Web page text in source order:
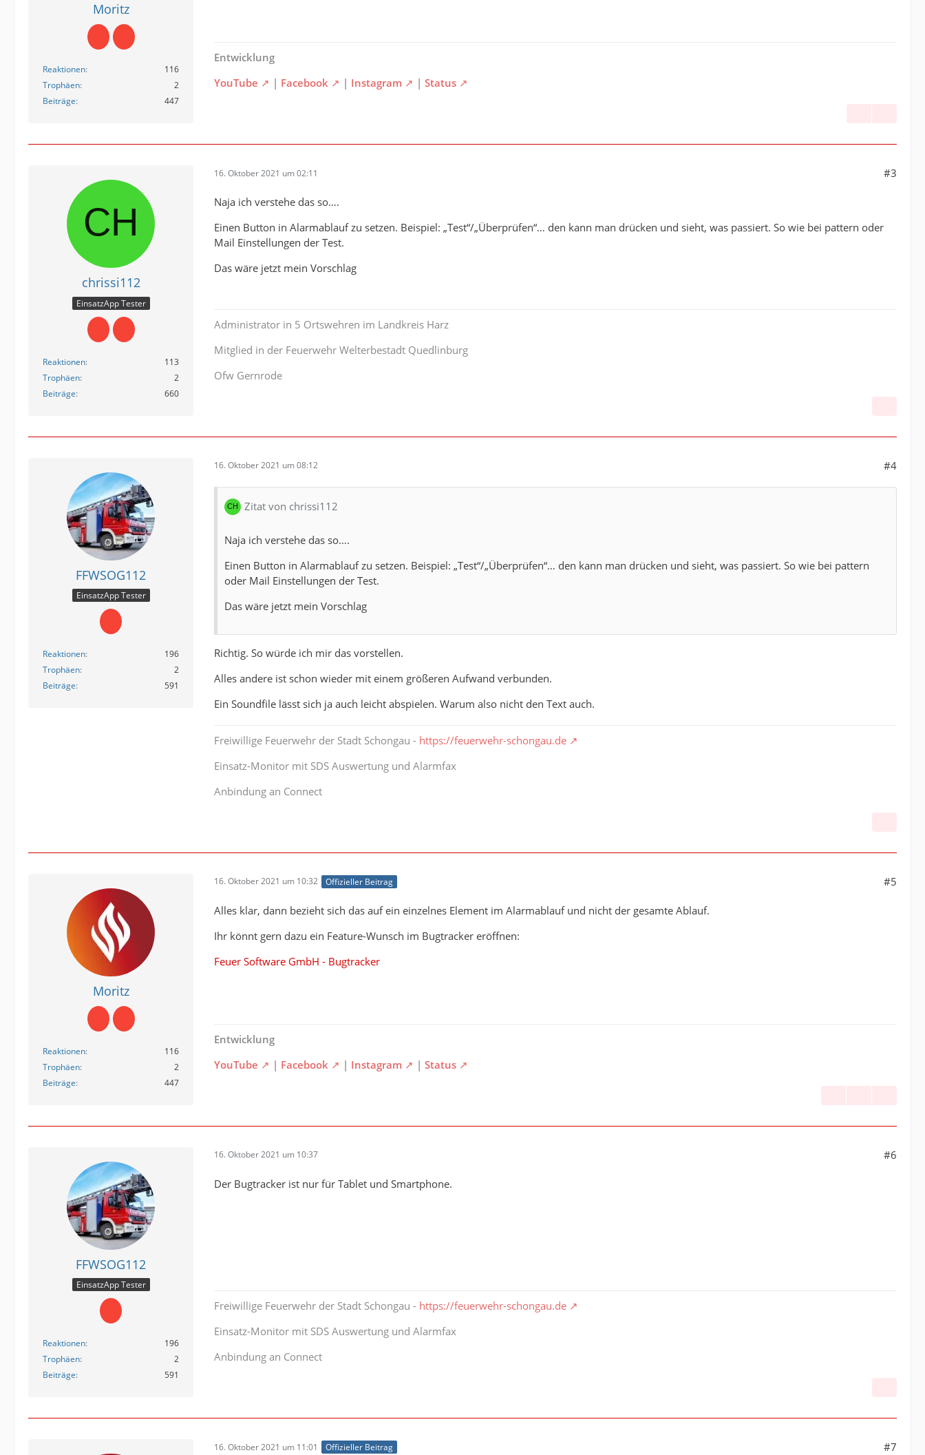
Moritz
Reaktionen
116
Trophäen
2
Beiträge
447
Entwicklung
YouTube
| Facebook | Instagram | Status
chrissi112
EinsatzApp Tester
Reaktionen
113
Trophäen
2
Beiträge
660
16. Oktober 2021 um 02:11 #3
Naja ich verstehe das so….
Einen Button in Alarmablauf zu setzen. Beispiel: „Test“/„Überprüfen“… den kann man drücken und sieht, was passiert. So wie bei pattern oder
Mail Einstellungen der Test.
Das wäre jetzt mein Vorschlag
Administrator in 5 Ortswehren im Landkreis Harz
Mitglied in der Feuerwehr Welterbestadt Quedlinburg
Ofw Gernrode
FFWSOG112
EinsatzApp Tester
Reaktionen
196
Trophäen
2
Beiträge
591
16. Oktober 2021 um 08:12 #4
Zitat von chrissi112
Naja ich verstehe das so….
Einen Button in Alarmablauf zu setzen. Beispiel: „Test“/„Überprüfen“… den kann man drücken und sieht, was passiert. So wie bei pattern
oder Mail Einstellungen der Test.
Das wäre jetzt mein Vorschlag
Richtig. So würde ich mir das vorstellen.
Alles andere ist schon wieder mit einem größeren Aufwand verbunden.
Ein Soundfile lässt sich ja auch leicht abspielen. Warum also nicht den Text auch.
Freiwillige Feuerwehr der Stadt Schongau - https://feuerwehr-schongau.de
Einsatz-Monitor mit SDS Auswertung und Alarmfax
Anbindung an Connect
Moritz
Reaktionen
116
Trophäen
2
Beiträge
447
16. Oktober 2021 um 10:32 Offizieller Beitrag #5
Alles klar, dann bezieht sich das auf ein einzelnes Element im Alarmablauf und nicht der gesamte Ablauf.
Ihr könnt gern dazu ein Feature-Wunsch im Bugtracker eröffnen:
Feuer Software GmbH - Bugtracker
Entwicklung
YouTube
| Facebook | Instagram | Status
FFWSOG112
EinsatzApp Tester
Reaktionen
196
Trophäen
2
Beiträge
591
16. Oktober 2021 um 10:37 #6
Der Bugtracker ist nur für Tablet und Smartphone.
Freiwillige Feuerwehr der Stadt Schongau - https://feuerwehr-schongau.de
Einsatz-Monitor mit SDS Auswertung und Alarmfax
Anbindung an Connect
16. Oktober 2021 um 11:01 Offizieller Beitrag #7